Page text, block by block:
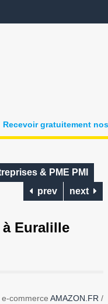
Recevoir gratuitement
& PME PMI
prev
next
à Euralille
commerce AMAZON.FR /